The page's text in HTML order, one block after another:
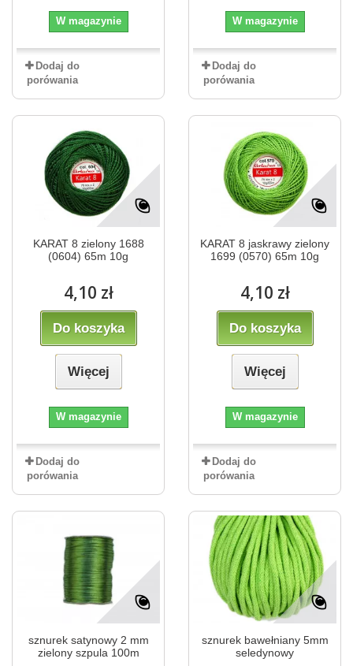
W magazynie
Dodaj do
porówania
W magazynie
Dodaj do
porówania
KARAT 8 zielony 1688
(0604) 65m 10g
4,10 zł
Do koszyka
Więcej
W magazynie
Dodaj do
porówania
KARAT 8 jaskrawy zielony
1699 (0570) 65m 10g
4,10 zł
Do koszyka
Więcej
W magazynie
Dodaj do
porówania
sznurek satynowy 2 mm
zielony szpula 100m
sznurek bawełniany 5mm
seledynowy